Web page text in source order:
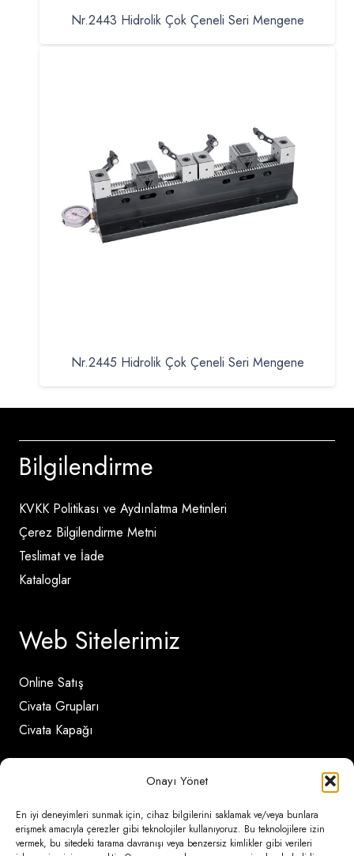
Onayı Yönet
En iyi deneyimleri sunmak için, cihaz bilgilerini saklamak ve/veya bunlara
erişmek amacıyla çerezler gibi teknolojiler kullanıyoruz. Bu teknolojilere izin
vermek, bu sitedeki tarama davranışı veya benzersiz kimlikler gibi verileri
Nr.2443 Hidrolik Çok Çeneli Seri Mengene
Nr.2445 Hidrolik Çok Çeneli Seri Mengene
Bilgilendirme
KVKK Politikası ve Aydınlatma Metinleri
Çerez Bilgilendirme Metni
Teslimat ve İade
Kataloglar
Web Sitelerimiz
Online Satış
Civata Grupları
Civata Kapağı
İletişim Detayları
Ömerli Mahallesi Risalet Sokak No:6/A (Hadımköy)